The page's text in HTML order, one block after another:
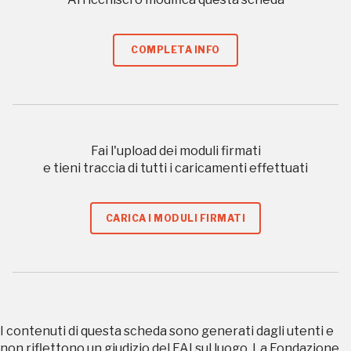
COMPLETA INFO
Fai l'upload dei moduli firmati
e tieni traccia di tutti i caricamenti effettuati
CARICA I MODULI FIRMATI
I contenuti di questa scheda sono generati dagli utenti e
senza di te
Tel. 02 4676151 - Fax 02 48193631
P.I.: 04358650150 - C.F.: 80102030154 - PEC:
80102030154ri@legalmail.it